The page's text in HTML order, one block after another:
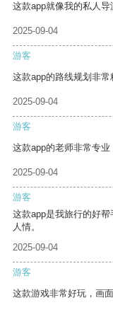
这款app就像我的私人导
2025-09-04
游客
这款app的路线规划非常
2025-09-04
游客
这款app的老师非常专业
2025-09-04
游客
这款app是我旅行的好
人情。
2025-09-04
游客
这款游戏非常好玩，画